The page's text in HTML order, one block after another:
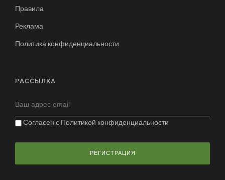
Правила
Реклама
Политика конфиденциальности
РАССЫЛКА
Согласен с Политикой конфиденциальности